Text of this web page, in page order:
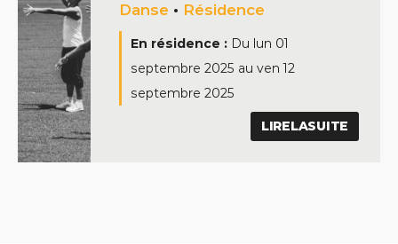
Danse • Résidence
En résidence : Du lun 01
septembre 2025 au ven 12
septembre 2025
LIRELASUITE